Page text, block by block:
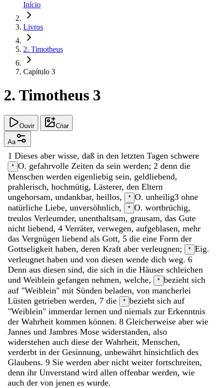
Início
Livros
2. Timotheus
Capítulo 3
2. Timotheus 3
Ouvir Criar
Aa
1 Dieses aber wisse, daß in den letzten Tagen schwere
* O. gefahrvolle Zeiten da sein werden; 2 denn die
Menschen werden eigenliebig sein, geldliebend,
prahlerisch, hochmütig, Lästerer, den Eltern
ungehorsam, undankbar, heillos, * O. unheilig3 ohne
natürliche Liebe, unversöhnlich, * O. wortbrüchig,
treulos Verleumder, unenthaltsam, grausam, das Gute
nicht liebend, 4 Verräter, verwegen, aufgeblasen, mehr
das Vergnügen liebend als Gott, 5 die eine Form der
Gottseligkeit haben, deren Kraft aber verleugnen; * Eig.
verleugnet haben und von diesen wende dich weg. 6
Denn aus diesen sind, die sich in die Häuser schleichen
und Weiblein gefangen nehmen, welche, * bezieht sich
auf "Weiblein" mit Sünden beladen, von mancherlei
Lüsten getrieben werden, 7 die * bezieht sich auf
"Weiblein" immerdar lernen und niemals zur Erkenntnis
der Wahrheit kommen können. 8 Gleicherweise aber wie
Jannes und Jambres Mose widerstanden, also
widerstehen auch diese der Wahrheit, Menschen,
verderbt in der Gesinnung, unbewährt hinsichtlich des
Glaubens. 9 Sie werden aber nicht weiter fortschreiten,
denn ihr Unverstand wird allen offenbar werden, wie
auch der von jenen es wurde.